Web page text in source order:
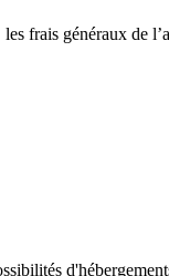
frais généraux de